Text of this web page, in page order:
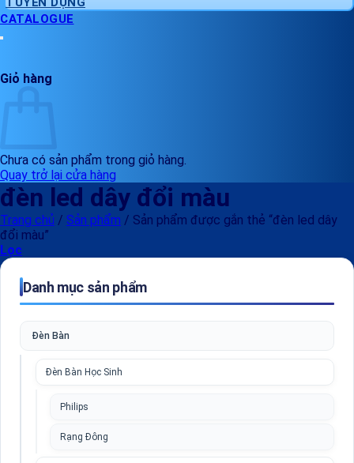
CATALOGUE
Giỏ hàng
Chưa có sản phẩm trong giỏ hàng.
Quay trở lại cửa hàng
đèn led dây đổi màu
Trang chủ / Sản phẩm / Sản phẩm được gắn thẻ “đèn led dây
đổi màu”
Lọc
Danh mục sản phẩm
Đèn Bàn
Đèn Bàn Học Sinh
Philips
Rạng Đông